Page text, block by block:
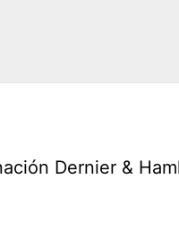
Dernier &